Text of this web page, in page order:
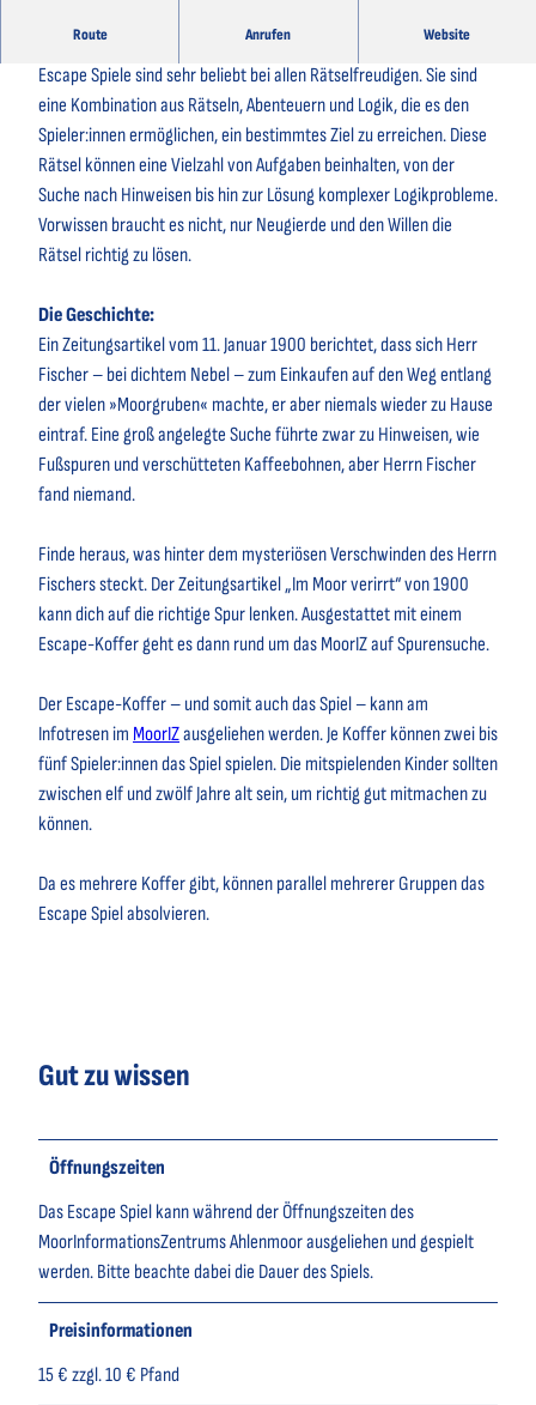
Route Anrufen Website
Escape Spiel Ahlenmoor »Im Nebel verirrt«
Escape Spiele sind sehr beliebt bei allen Rätselfreudigen. Sie sind
eine Kombination aus Rätseln, Abenteuern und Logik, die es den
Spieler:innen ermöglichen, ein bestimmtes Ziel zu erreichen. Diese
Rätsel können eine Vielzahl von Aufgaben beinhalten, von der
Suche nach Hinweisen bis hin zur Lösung komplexer Logikprobleme.
Vorwissen braucht es nicht, nur Neugierde und den Willen die
Rätsel richtig zu lösen.
Die Geschichte:
Ein Zeitungsartikel vom 11. Januar 1900 berichtet, dass sich Herr
Fischer – bei dichtem Nebel – zum Einkaufen auf den Weg entlang
der vielen »Moorgruben« machte, er aber niemals wieder zu Hause
eintraf. Eine groß angelegte Suche führte zwar zu Hinweisen, wie
Fußspuren und verschütteten Kaffeebohnen, aber Herrn Fischer
fand niemand.
Finde heraus, was hinter dem mysteriösen Verschwinden des Herrn
Fischers steckt. Der Zeitungsartikel „Im Moor verirrt“ von 1900
kann dich auf die richtige Spur lenken. Ausgestattet mit einem
Escape-Koffer geht es dann rund um das MoorIZ auf Spurensuche.
Der Escape-Koffer – und somit auch das Spiel – kann am
Infotresen im MoorIZausgeliehen werden. Je Koffer können zwei bis
fünf Spieler:innen das Spiel spielen. Die mitspielenden Kinder sollten
zwischen elf und zwölf Jahre alt sein, um richtig gut mitmachen zu
können.
Da es mehrere Koffer gibt, können parallel mehrerer Gruppen das
Escape Spiel absolvieren.
Gut zu wissen
Öffnungszeiten
Das Escape Spiel kann während der Öffnungszeiten des
MoorInformationsZentrums Ahlenmoor ausgeliehen und gespielt
werden. Bitte beachte dabei die Dauer des Spiels.
Preisinformationen
15 € zzgl. 10 € Pfand